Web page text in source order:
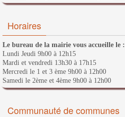
Horaires
Le bureau de la mairie vous accueille le :
Lundi Jeudi 9h00 à 12h15
Mardi et vendredi 13h30 à 17h15
Mercredi le 1 et 3 ème 9h00 à 12h00
Samedi le 2ème et 4ème 9h00 à 12h00
Communauté de communes